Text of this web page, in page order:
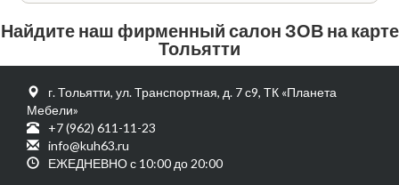
Найдите наш фирменный салон ЗОВ на карте
Тольятти
г. Тольятти, ул. Транспортная, д. 7 с9, ТК «Планета
Мебели»
+7 (962) 611-11-23
info@kuh63.ru
ЕЖЕДНЕВНО с 10:00 до 20:00